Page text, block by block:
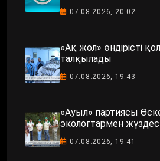
07.08.2026, 20:02
«Ақ жол» өндірісті
талқылады
07.08.2026, 19:43
«Ауыл» партиясы
экологтармен
07.08.2026, 19:41